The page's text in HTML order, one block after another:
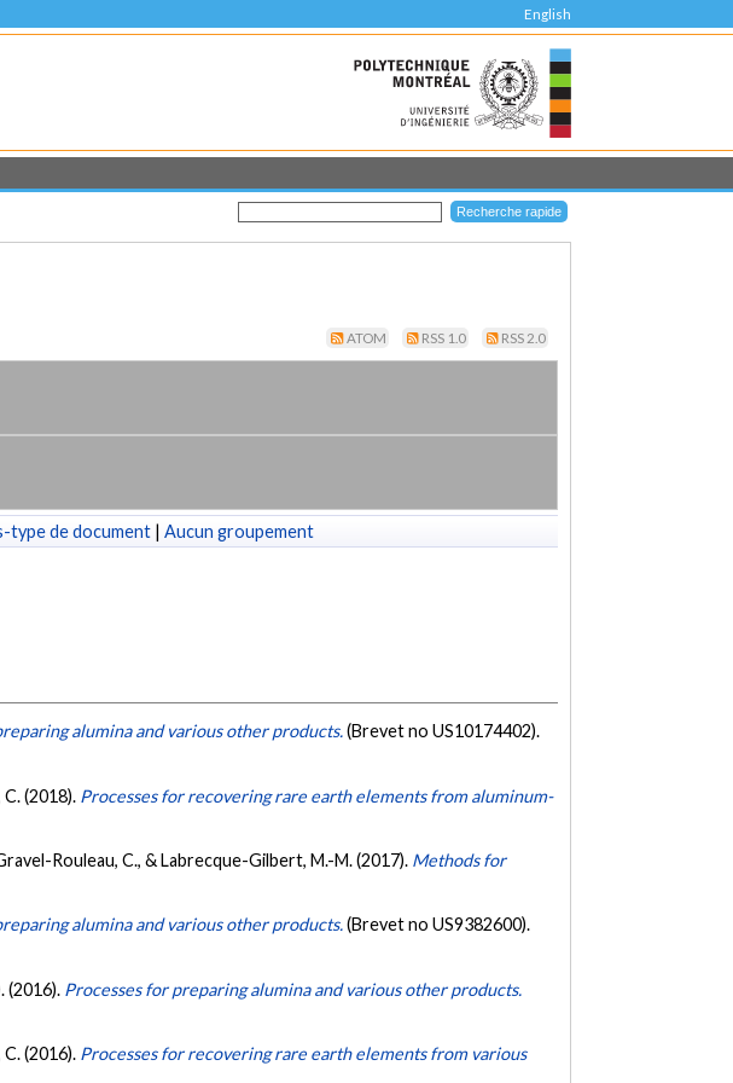
English
ATOM RSS 1.0 RSS 2.0
type de document | Aucun groupement
alumina and various other products.(Brevet no US10174402).
(2018). Processes for recovering rare earth elements from aluminum-
Rouleau, C., & Labrecque-Gilbert, M.-M. (2017). Methods for
alumina and various other products.(Brevet no US9382600).
(2016). Processes for preparing alumina and various other products.
(2016). Processes for recovering rare earth elements from various